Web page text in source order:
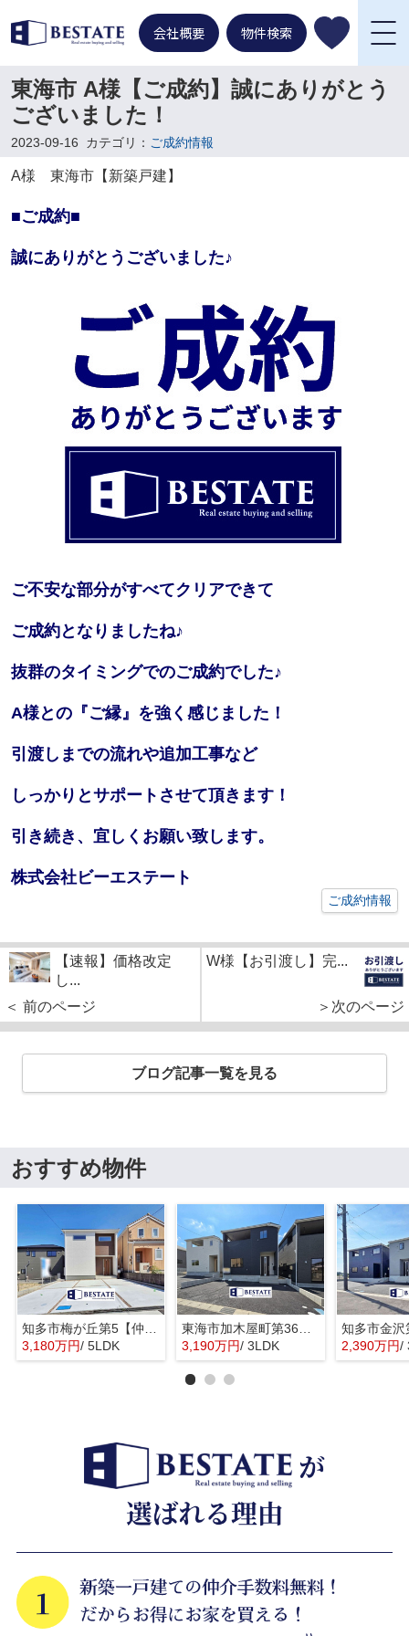
会社概要 物件検索
東海市 A様【ご成約】誠にありがとう
ございました！
2023-09-16 カテゴリ： ご成約情報
A様 東海市【新築戸建】
■ご成約■
誠にありがとうございました♪
ご不安な部分がすべてクリアできて
ご成約となりましたね♪
抜群のタイミングでのご成約でした♪
A様との『ご縁』を強く感じました！
引渡しまでの流れや追加工事など
しっかりとサポートさせて頂きます！
引き続き、宜しくお願い致します。
株式会社ビーエステート
ご成約情報
【速報】価格改定
し...
＜ 前のページ
W様【お引渡し】完...
＞次のページ
ブログ記事一覧を見る
おすすめ物件
3,180万円/ 5LDK
3,190万円/ 3LDK 2,390万円/